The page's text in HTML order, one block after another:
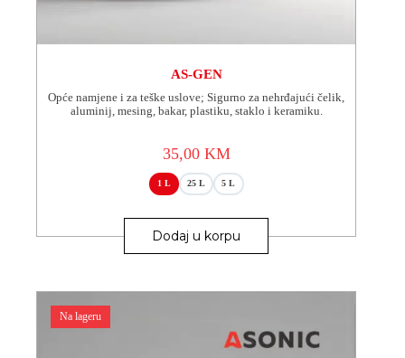
AS-GEN
Opće namjene i za teške uslove; Sigurno za nehrđajući čelik,
aluminij, mesing, bakar, plastiku, staklo i keramiku.
35,00 KM
1 L 25 L 5 L
Dodaj u korpu
proizvod
ima
Opcije
odabrati
Na lageru